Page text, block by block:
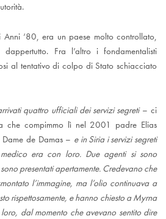
Anni ‘80, era un paese molto controllato,
Fra l’altro i fondamentalisti
al tentativo di colpo di Stato schiacciato
quattro ufficiali dei servizi segreti– ci
che compimmo lì nel 2001 padre Elias
de Damas – e in Siria i servizi segreti
era con loro. Due agenti si sono
presentati apertamente. Credevano che
l’immagine, ma l’olio continuava a
rispettosamente, e hanno chiesto a Myrna
dal momento che avevano sentito dire